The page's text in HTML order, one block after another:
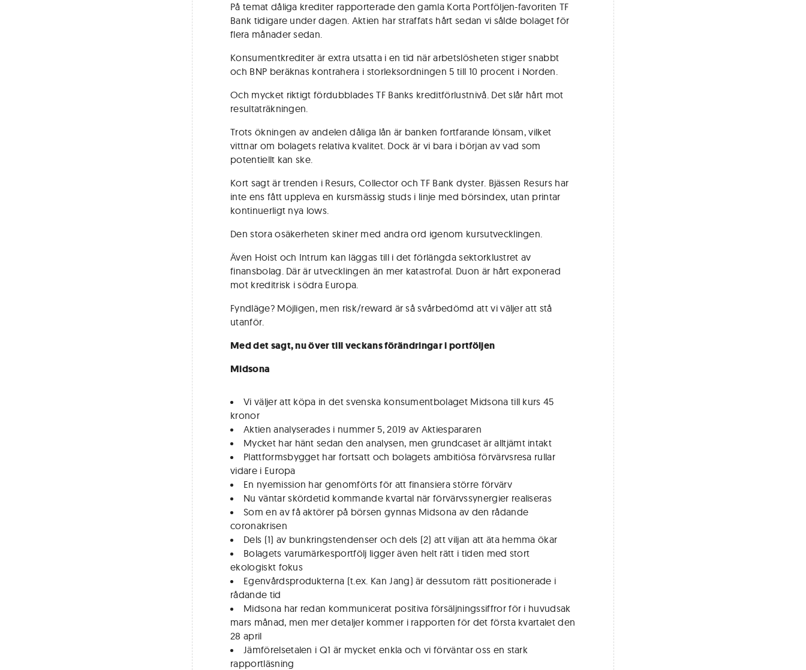
På temat dåliga krediter rapporterade den gamla Korta Portföljen-favoriten TF
Bank tidigare under dagen. Aktien har straffats hårt sedan vi sålde bolaget för
flera månader sedan.
Konsumentkrediter är extra utsatta i en tid när arbetslösheten stiger snabbt
och BNP beräknas kontrahera i storleksordningen 5 till 10 procent i Norden.
Och mycket riktigt fördubblades TF Banks kreditförlustnivå. Det slår hårt mot
resultaträkningen.
Trots ökningen av andelen dåliga lån är banken fortfarande lönsam, vilket
vittnar om bolagets relativa kvalitet. Dock är vi bara i början av vad som
potentiellt kan ske.
Kort sagt är trenden i Resurs, Collector och TF Bank dyster. Bjässen Resurs har
inte ens fått uppleva en kursmässig studs i linje med börsindex, utan printar
kontinuerligt nya lows.
Den stora osäkerheten skiner med andra ord igenom kursutvecklingen.
Även Hoist och Intrum kan läggas till i det förlängda sektorklustret av
finansbolag. Där är utvecklingen än mer katastrofal. Duon är hårt exponerad
mot kreditrisk i södra Europa.
Fyndläge? Möjligen, men risk/reward är så svårbedömd att vi väljer att stå
utanför.
Med det sagt, nu över till veckans förändringar i portföljen
Midsona
Vi väljer att köpa in det svenska konsumentbolaget Midsona till kurs 45
kronor
Aktien analyserades i nummer 5, 2019 av Aktiespararen
Mycket har hänt sedan den analysen, men grundcaset är alltjämt intakt
Plattformsbygget har fortsatt och bolagets ambitiösa förvärvsresa rullar
vidare i Europa
En nyemission har genomförts för att finansiera större förvärv
Nu väntar skördetid kommande kvartal när förvärvssynergier realiseras
Som en av få aktörer på börsen gynnas Midsona av den rådande
coronakrisen
Dels (1) av bunkringstendenser och dels (2) att viljan att äta hemma ökar
Bolagets varumärkesportfölj ligger även helt rätt i tiden med stort
ekologiskt fokus
Egenvårdsprodukterna (t.ex. Kan Jang) är dessutom rätt positionerade i
rådande tid
Midsona har redan kommunicerat positiva försäljningssiffror för i huvudsak
mars månad, men mer detaljer kommer i rapporten för det första kvartalet den
28 april
Jämförelsetalen i Q1 är mycket enkla och vi förväntar oss en stark
rapportläsning